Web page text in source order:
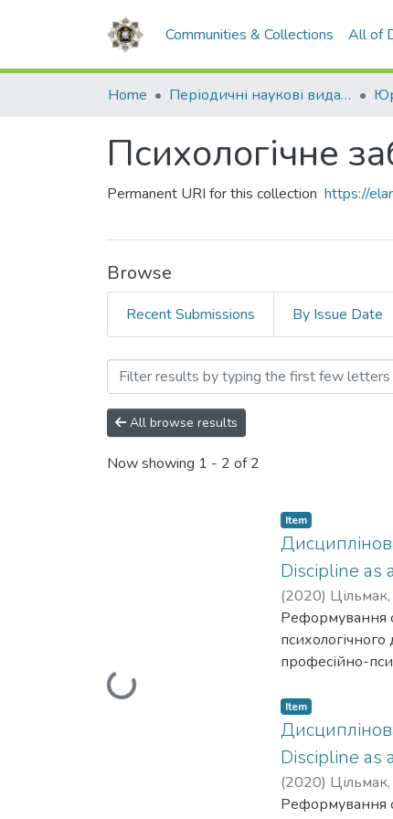
Communities & Collections All of
Home Періодичні наукові видання НАВС
Психологічне
Permanent URI for this collection https://
Browse
Recent Submissions By Issue Date
Browsing
All browse results
Now showing 1 - 2 of 2
Loading...
Item
Discipline as
(2020)
Реформування
професійно-
психологічної
дедуктивного)
Item
Discipline as
(2020)
Реформування